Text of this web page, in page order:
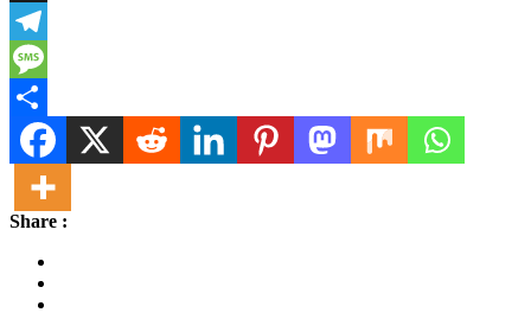
X
Telegram
Message
Share
Share :